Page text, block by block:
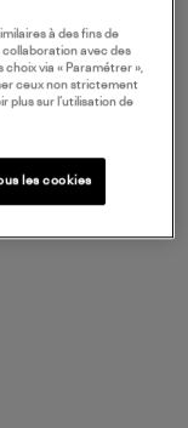
à des fins de
avec des
via « Paramétrer »,
ceux non strictement
plus sur l’utilisation de
les cookies